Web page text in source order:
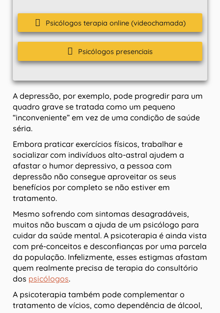
Psicólogos terapia online (videochamada)
Psicólogos presenciais
A depressão, por exemplo, pode progredir para um
quadro grave se tratada como um pequeno
“inconveniente” em vez de uma condição de saúde
séria.
Embora praticar exercícios físicos, trabalhar e
socializar com indivíduos alto-astral ajudem a
afastar o humor depressivo, a pessoa com
depressão não consegue aproveitar os seus
benefícios por completo se não estiver em
tratamento.
Mesmo sofrendo com sintomas desagradáveis,
muitos não buscam a ajuda de um psicólogo para
cuidar da saúde mental. A psicoterapia é ainda vista
com pré-conceitos e desconfianças por uma parcela
da população. Infelizmente, esses estigmas afastam
quem realmente precisa de terapia do consultório
dos psicólogos.
A psicoterapia também pode complementar o
tratamento de vícios, como dependência de álcool,